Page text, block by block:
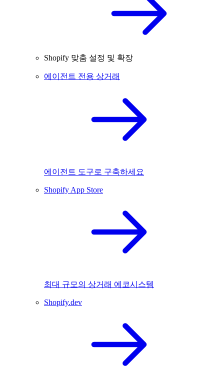
Shopify 맞춤 설정 및 확장
에이전트 전용 상거래
에이전트 도구로 구축하세요
Shopify App Store
최대 규모의 상거래 에코시스템
Shopify.dev